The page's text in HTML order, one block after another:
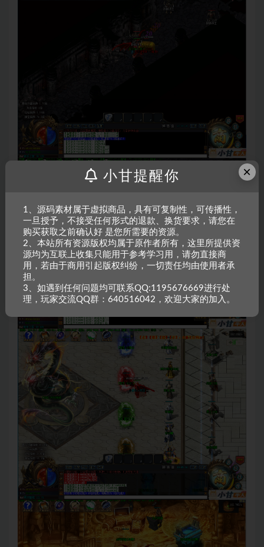
×
小甘提醒你
1、源码素材属于虚拟商品，具有可复制性，可传播性，
一旦授予，不接受任何形式的退款、换货要求，请您在
购买获取之前确认好 是您所需要的资源。
2、本站所有资源版权均属于原作者所有，这里所提供资
源均为互联上收集只能用于参考学习用，请勿直接商
用，若由于商用引起版权纠纷，一切责任均由使用者承
担。
3、如遇到任何问题均可联系QQ:1195676669进行处
理，玩家交流QQ群：640516042，欢迎大家的加入。